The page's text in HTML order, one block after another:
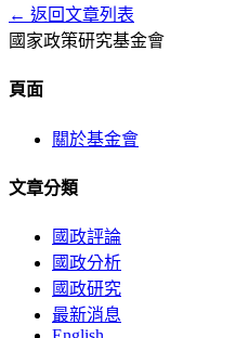
← 返回文章列表
國家政策研究基金會
頁面
關於基金會
文章分類
國政評論
國政分析
國政研究
最新消息